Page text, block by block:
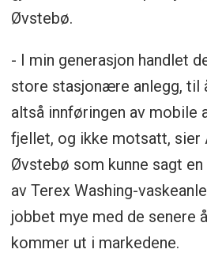
Øvstebø.
- I min generasjon handlet
store stasjonære anlegg, til
altså innføringen av mobile
fjellet, og ikke motsatt, sier
Øvstebø som kunne sagt
av Terex Washing-
jobbet mye med de senere
kommer ut i markedene.